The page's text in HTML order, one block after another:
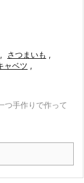
, さつまいも ,
ャベツ ,
つ手作りで作って